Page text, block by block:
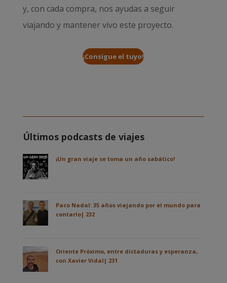
y, con cada compra, nos ayudas a seguir
viajando y mantener vivo este proyecto.
¡Consigue el tuyo!
Últimos podcasts de viajes
¡Un gran viaje se toma un año sabático!
Paco Nadal: 35 años viajando por el mundo para
contarlo| 232
Oriente Próximo, entre dictaduras y esperanza,
con Xavier Vidal| 231